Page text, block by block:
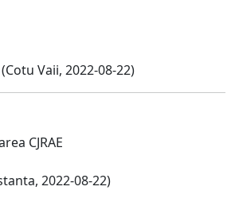
(Cotu Vaii, 2022-08-22)
CJRAE
2022-08-22)